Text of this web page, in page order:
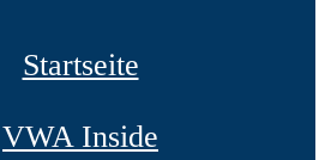
Startseite
VWA Inside